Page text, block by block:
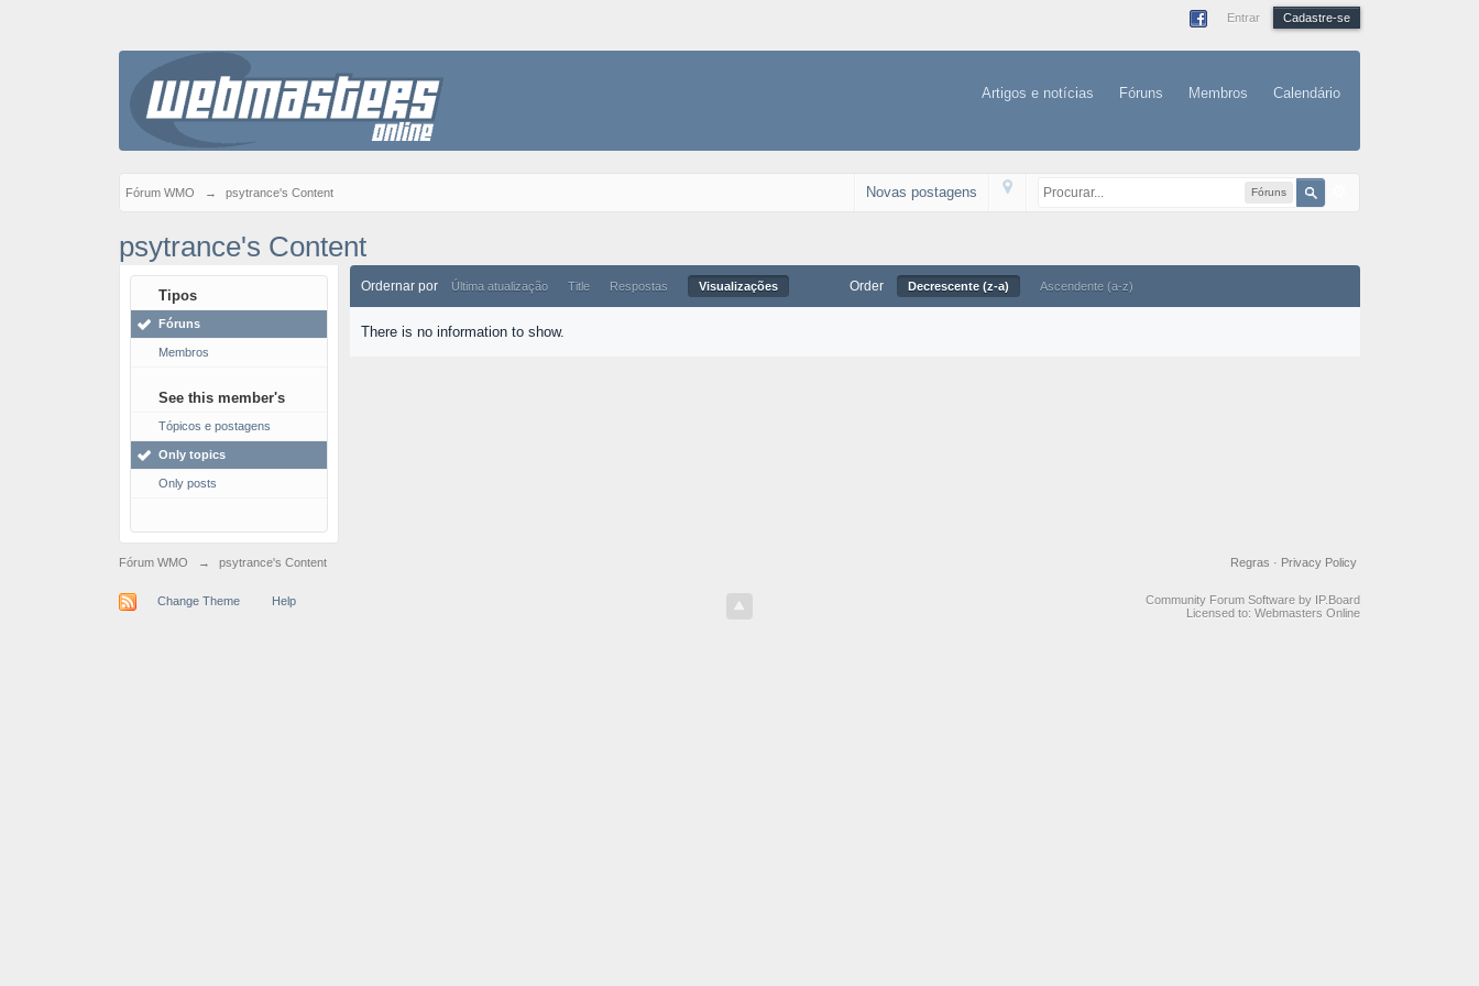
Entrar Cadastre-se
Artigos e notícias Fóruns Membros Calendário
Fórum WMO → psytrance's Content Fóruns
Novas postagens
psytrance's Content
Tipos
Fóruns
Membros
See this member's
Tópicos e postagens
Only topics
Only posts
Ordernar por Última atualização Title Respostas Visualizações Order Decrescente (z-a) Ascendente (a-z)
There is no information to show.
Fórum WMO → psytrance's Content Privacy Policy
Regras ·
Change Theme Help
Community Forum Software by IP.Board
Licensed to: Webmasters Online